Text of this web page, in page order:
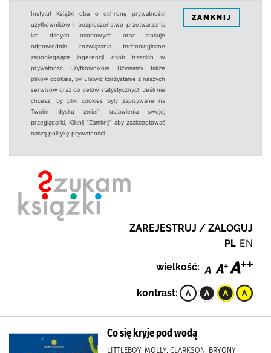
Instytut Książki dba o ochronę prywatności
użytkowników i bezpieczeństwo przetwarzania
ich danych osobowych oraz stosuje
odpowiednie rozwiązania technologiczne
zapobiegające ingerencji osób trzecich w
prywatność użytkowników. Używamy także
plików cookies, by ułatwić korzystanie z naszych
serwisów oraz do celów statystycznych.Jeśli nie
chcesz, by pliki cookies były zapisywane na
Twoim dysku zmień ustawienia swojej
przeglądarki. Kliknij "Zamknij" aby zaakceptować
naszą politykę prywatności.
ZAMKNIJ
ZAREJESTRUJ / ZALOGUJ
PL EN
wielkość:
kontrast:
Co się kryje pod wodą
LITTLEBOY, MOLLY, CLARKSON, BRYONY